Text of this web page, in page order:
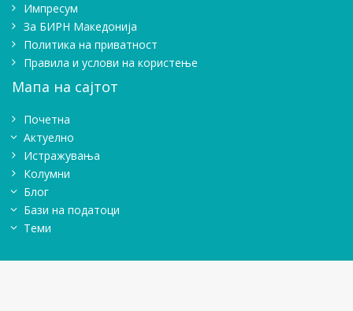
Импресум
Зa БИРН Македонија
Политика на приватност
Правила и услови на користење
Мапа на сајтот
Почетна
Актуелно
Истражувањa
Колумни
Блог
Бази на податоци
Теми